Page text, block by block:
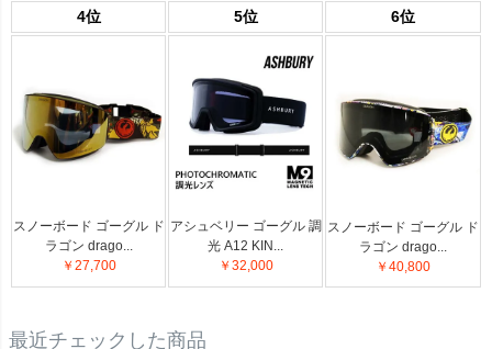
4位 5位 6位
スノーボード ゴーグル ド
ラゴン drago...
￥27,700
アシュベリー ゴーグル 調
光 A12 KIN...
￥32,000
スノーボード ゴーグル ド
ラゴン drago...
￥40,800
最近チェックした商品